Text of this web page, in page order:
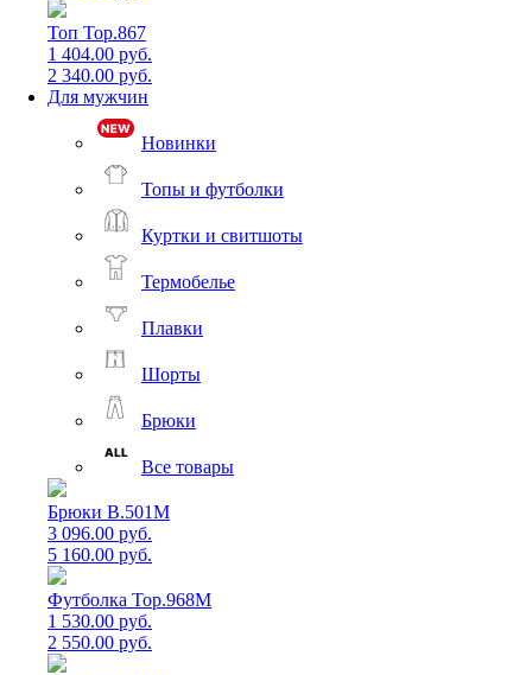
Топ Top.867
1 404.00 руб.
2 340.00 руб.
Для мужчин
Новинки
Топы и футболки
Куртки и свитшоты
Термобелье
Плавки
Шорты
Брюки
Все товары
Брюки B.501M
3 096.00 руб.
5 160.00 руб.
Футболка Top.968M
1 530.00 руб.
2 550.00 руб.